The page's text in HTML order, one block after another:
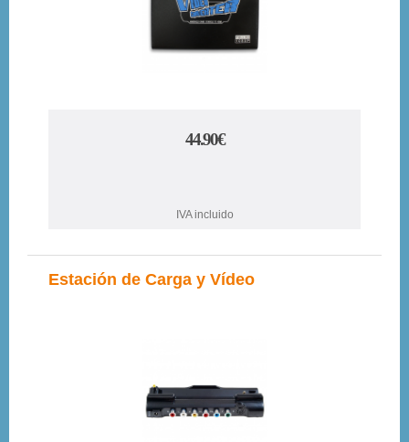
44.90€
IVA incluido
Estación de Carga y Vídeo